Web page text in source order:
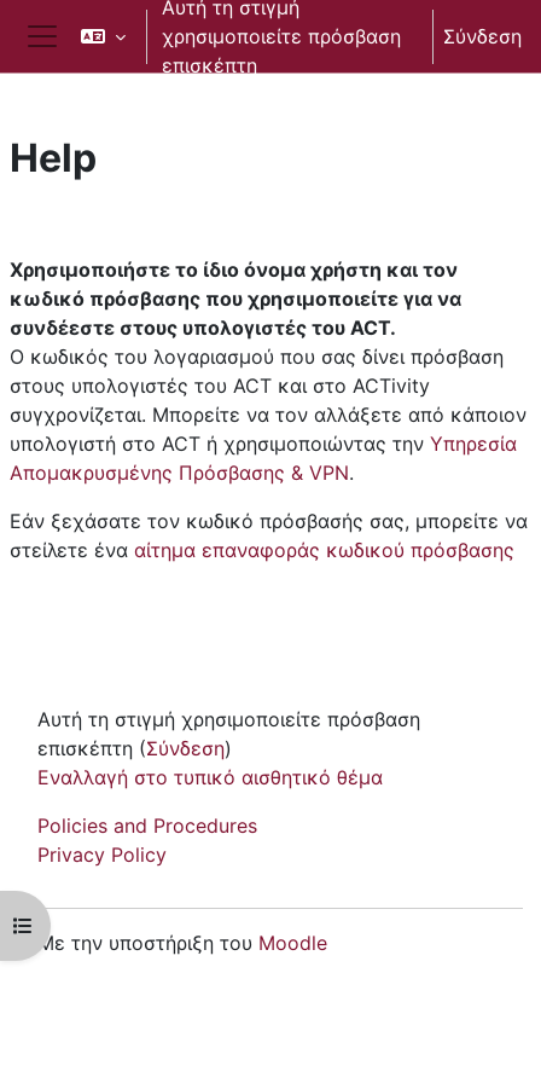
Μετάβαση στο κεντρικό περιεχόμενο
Πλευρικός πίνακας
Αυτή τη στιγμή
χρησιμοποιείτε πρόσβαση
επισκέπτη
Σύνδεση
Άνοιγμα ευρετηρίου μαθήματος
Help
Χρησιμοποιήστε το ίδιο όνομα χρήστη και τον
κωδικό πρόσβασης που χρησιμοποιείτε για να
συνδέεστε στους υπολογιστές του ACT.
Ο κωδικός του λογαριασμού που σας δίνει πρόσβαση
στους υπολογιστές του ACT και στο ACTivity
συγχρονίζεται. Μπορείτε να τον αλλάξετε από κάποιον
υπολογιστή στο ACT ή χρησιμοποιώντας την Υπηρεσία
Απομακρυσμένης Πρόσβασης & VPN.
Εάν ξεχάσατε τον κωδικό πρόσβασής σας, μπορείτε να
στείλετε ένα αίτημα επαναφοράς κωδικού πρόσβασης
Αυτή τη στιγμή χρησιμοποιείτε πρόσβαση
επισκέπτη (Σύνδεση)
Εναλλαγή στο τυπικό αισθητικό θέμα
Policies and Procedures
Privacy Policy
Με την υποστήριξη του Moodle